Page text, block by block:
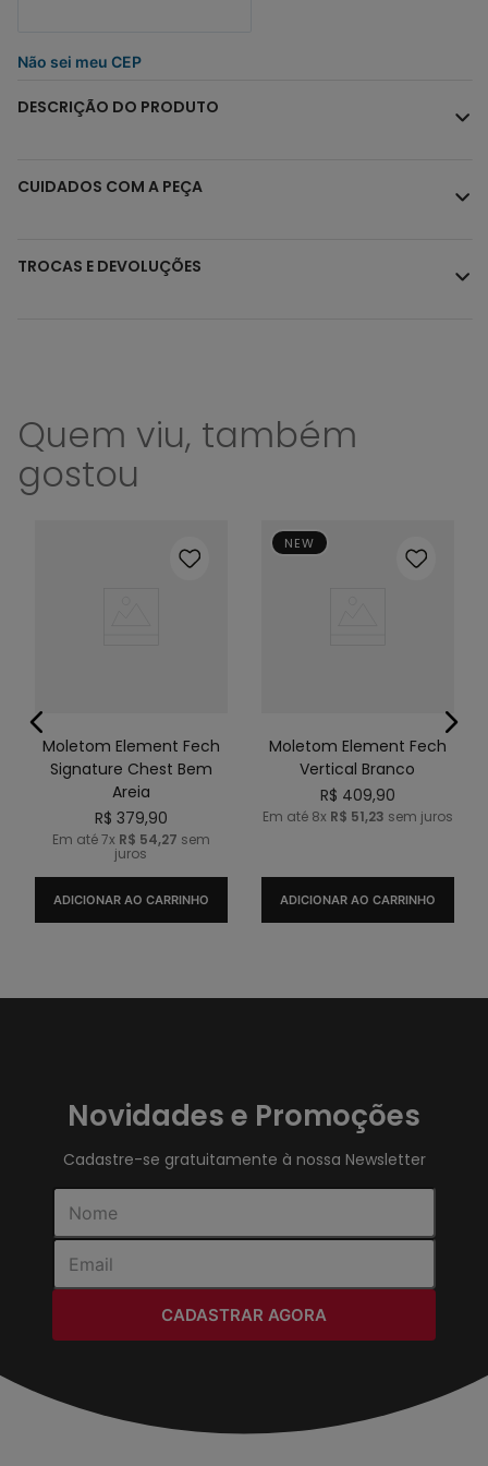
Não sei meu CEP
DESCRIÇÃO DO PRODUTO
CUIDADOS COM A PEÇA
TROCAS E DEVOLUÇÕES
Quem viu, também
gostou
Moletom Element Fech
Signature Chest Bem
Areia
R$ 379,90
Em até7x R$ 54,27 sem
juros
ADICIONAR AO CARRINHO
NEW
Moletom Element Fech
Vertical Branco
R$ 409,90
Em até 8x R$ 51,23 sem juros
ADICIONAR AO CARRINHO
Novidades e Promoções
Cadastre-se gratuitamente à nossa Newsletter
CADASTRAR AGORA